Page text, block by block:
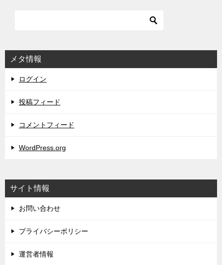
メタ情報
ログイン
投稿フィード
コメントフィード
WordPress.org
サイト情報
お問い合わせ
プライバシーポリシー
運営者情報